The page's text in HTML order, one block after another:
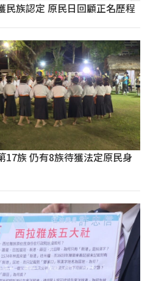
民族認定 原民日回顧正名歷程
17族 仍有8族待獲法定原民身